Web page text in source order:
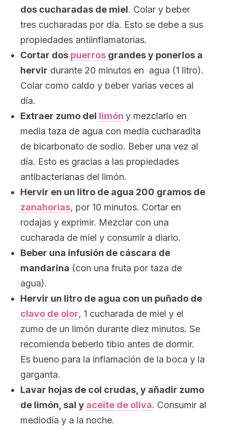
dos cucharadas de miel. Colar y beber
tres cucharadas por día. Esto se debe a sus
propiedades antiinflamatorias.
Cortar dos puerros grandes y ponerlos a
hervir durante 20 minutos en agua (1 litro).
Colar como caldo y beber varias veces al
día.
Extraer zumo del limón y mezclarlo en
media taza de agua con media cucharadita
de bicarbonato de sodio. Beber una vez al
día. Esto es gracias a las propiedades
antibacterianas del limón.
Hervir en un litro de agua 200 gramos de
zanahorias, por 10 minutos. Cortar en
rodajas y exprimir. Mezclar con una
cucharada de miel y consumir a diario.
Beber una infusión de cáscara de
mandarina (con una fruta por taza de
agua).
Hervir un litro de agua con un puñado de
clavo de olor, 1 cucharada de miel y el
zumo de un limón durante diez minutos. Se
recomienda beberlo tibio antes de dormir.
Es bueno para la inflamación de la boca y la
garganta.
Lavar hojas de col crudas, y añadir zumo
de limón, sal y aceite de oliva. Consumir al
mediodía y a la noche.